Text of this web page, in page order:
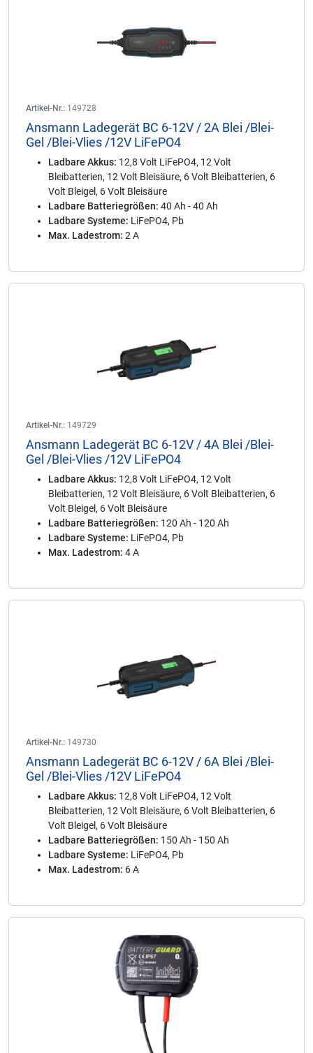
Artikel-Nr.: 149728
Ansmann Ladegerät BC 6-12V / 2A Blei /Blei-
Gel /Blei-Vlies /12V LiFePO4
Ladbare Akkus: 12,8 Volt LiFePO4, 12 Volt
Bleibatterien, 12 Volt Bleisäure, 6 Volt Bleibatterien, 6
Volt Bleigel, 6 Volt Bleisäure
Ladbare Batteriegrößen: 40 Ah - 40 Ah
Ladbare Systeme: LiFePO4, Pb
Max. Ladestrom: 2 A
Artikel-Nr.: 149729
Ansmann Ladegerät BC 6-12V / 4A Blei /Blei-
Gel /Blei-Vlies /12V LiFePO4
Ladbare Akkus: 12,8 Volt LiFePO4, 12 Volt
Bleibatterien, 12 Volt Bleisäure, 6 Volt Bleibatterien, 6
Volt Bleigel, 6 Volt Bleisäure
Ladbare Batteriegrößen: 120 Ah - 120 Ah
Ladbare Systeme: LiFePO4, Pb
Max. Ladestrom: 4 A
Artikel-Nr.: 149730
Ansmann Ladegerät BC 6-12V / 6A Blei /Blei-
Gel /Blei-Vlies /12V LiFePO4
Ladbare Akkus: 12,8 Volt LiFePO4, 12 Volt
Bleibatterien, 12 Volt Bleisäure, 6 Volt Bleibatterien, 6
Volt Bleigel, 6 Volt Bleisäure
Ladbare Batteriegrößen: 150 Ah - 150 Ah
Ladbare Systeme: LiFePO4, Pb
Max. Ladestrom: 6 A